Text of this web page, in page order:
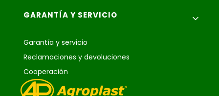
GARANTÍA Y SERVICIO
Garantía y servicio
Reclamaciones y devoluciones
Cooperación